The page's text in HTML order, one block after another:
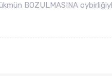
BOZULMASINA